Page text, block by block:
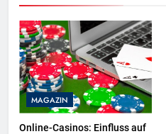
MAGAZIN
Online-Casinos: Einfluss auf